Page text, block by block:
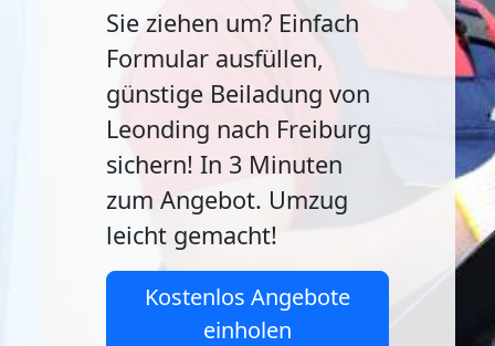
Sie ziehen um? Einfach
Formular ausfüllen,
günstige Beiladung von
Leonding nach Freiburg
sichern! In 3 Minuten
zum Angebot. Umzug
leicht gemacht!
Kostenlos Angebote
einholen